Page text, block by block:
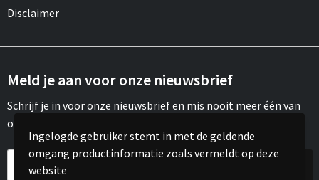
Disclaimer
Meld je aan voor onze nieuwsbrief
Schrijf je in voor onze nieuwsbrief en mis nooit meer één van
onze leuke aanbiedingen of updates.
Ingelogde gebruiker stemt in met de geldende
omgang productinformatie zoals vermeldt op deze
website